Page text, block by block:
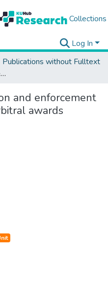
Collections
Log In
Publications without Fulltext
Recognition and enforcement of annulled foreign arbitral awards
and enforcement
awards